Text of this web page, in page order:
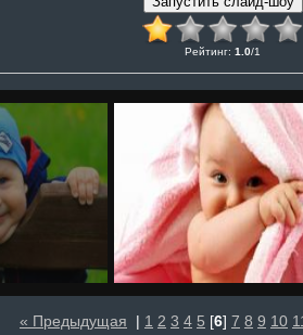
Рейтинг: 1.0/1
« Предыдущая | 1 2 3 4 5 [6] 7 8 9 10